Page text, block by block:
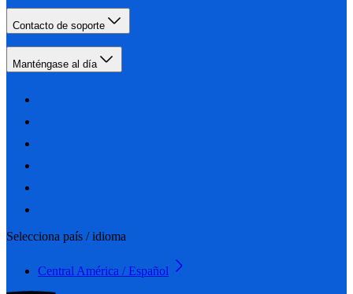
Contacto de soporte
Manténgase al día
Selecciona país / idioma
Central América / Español